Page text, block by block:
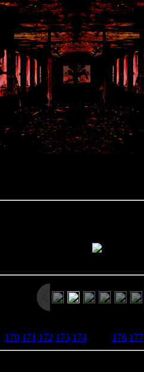
170 171 172 173 174[ 176 177